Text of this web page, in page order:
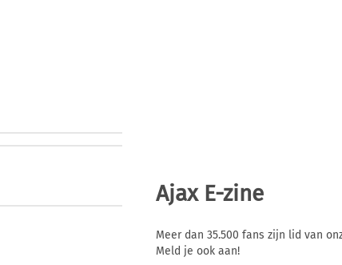
Ajax E-zine
Meer dan 35.500 fans zijn lid van
Meld je ook aan!